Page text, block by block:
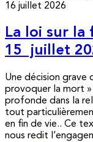
16 juillet 2026
La loi sur la
15 juillet
Une décision grave
provoquer la mort
profonde dans la
tout
en fin de vie.. Ce
nous redit